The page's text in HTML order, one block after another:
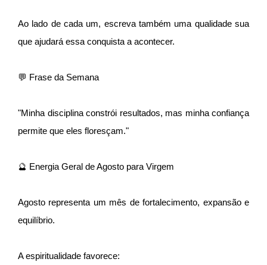
Ao lado de cada um, escreva também uma qualidade sua
que ajudará essa conquista a acontecer.
💬 Frase da Semana
"Minha disciplina constrói resultados, mas minha confiança
permite que eles floresçam."
🔮 Energia Geral de Agosto para Virgem
Agosto representa um mês de fortalecimento, expansão e
equilíbrio.
A espiritualidade favorece: